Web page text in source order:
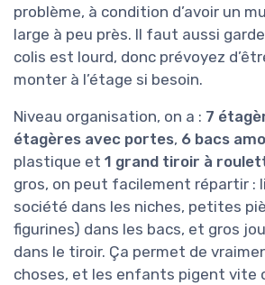
problème, à condition d’avoir un
large à peu près. Il faut aussi
colis est lourd, donc prévoyez
monter à l’étage si besoin.
Niveau organisation, on a : 7
étagères avec portes, 6 bacs
plastique et 1 grand tiroir à
gros, on peut facilement répartir :
société dans les niches, petites
figurines) dans les bacs, et gros
dans le tiroir. Ça permet de
choses, et les enfants pigent vite